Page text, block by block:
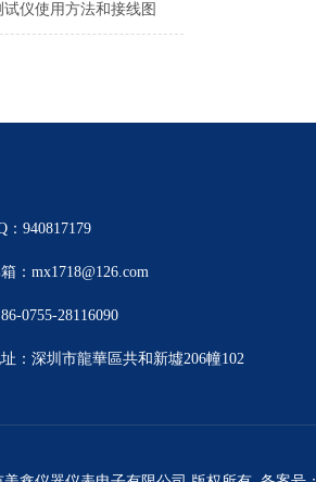
仪使用方法和接线图
：940817179
：mx1718@126.com
0755-28116090
：深圳市龍華區共和新墟206幢102